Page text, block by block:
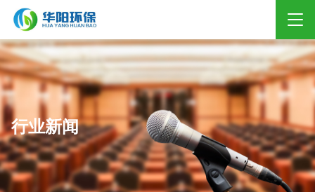
企业简介 合作伙伴
行业新闻